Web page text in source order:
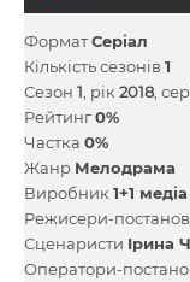
ФорматСеріал
Кількість сезонів 1
Сезон 1 , рік 2018,
Рейтинг0%
Частка 0%
Жанр Мелодрама
Виробник 1+1 медіа
Режисери-
Сценаристи Ірина
Оператори-